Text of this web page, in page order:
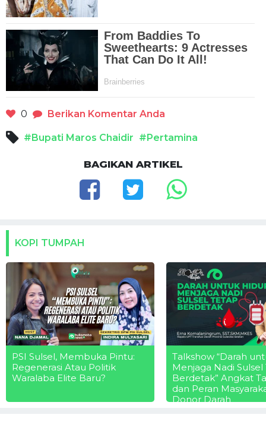
0 Berikan Komentar Anda
#Bupati Maros Chaidir #Pertamina
BAGIKAN ARTIKEL
KOPI TUMPAH
PSI Sulsel, Membuka Pintu:
Regenerasi Atau Politik
Waralaba Elite Baru?
Talkshow “Darah
Menjaga Nadi Sulsel
Berdetak” Angkat
dan Peran
Donor Darah